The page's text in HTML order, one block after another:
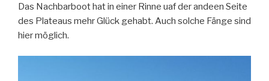
Das Nachbarboot hat in einer Rinne uaf der andeen Seite
des Plateaus mehr Glück gehabt. Auch solche Fänge sind
hier möglich.